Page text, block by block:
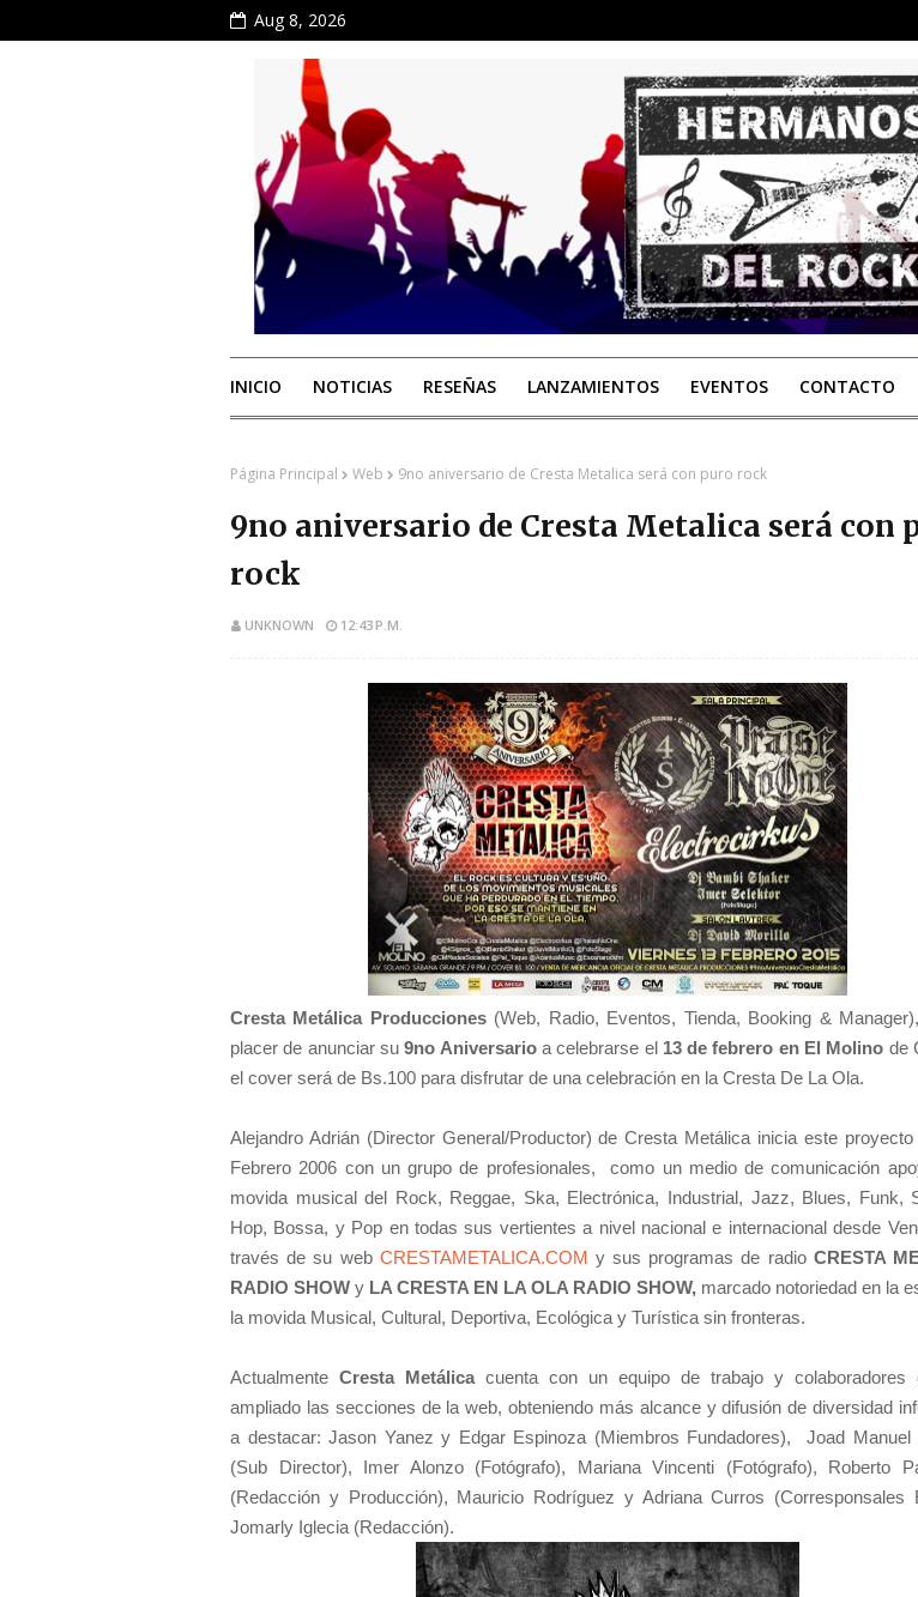
Aug 8, 2026
INICIO NOTICIAS RESEÑAS LANZAMIENTOS EVENTOS CONTACTO
Página Principal Web 9no aniversario de Cresta Metalica será con puro rock
9no aniversario de Cresta Metalica será con
rock
UNKNOWN 12:43 P.M.
Cresta Metálica Producciones(Web, Radio, Eventos, Tienda, Booking &
placer de anunciar su9no Aniversario a celebrarse el 13 de febrero en El Molino de
el cover será de Bs.100 para disfrutar de una celebración en la Cresta De La Ola.
Alejandro Adrián (Director General/Productor) de Cresta Metálica inicia este
Febrero 2006 con un grupo de profesionales, como un medio de comunicación
movida musical del Rock, Reggae, Ska, Electrónica, Industrial, Jazz, Blues, Funk,
Hop, Bossa, y Pop en todas sus vertientes a nivel nacional e internacional desde
través de su web CRESTAMETALICA.COM y sus programas de radio CRESTA
RADIO SHOW y LA CRESTA EN LA OLA RADIO SHOW, marcado notoriedad en la
la movida Musical, Cultural, Deportiva, Ecológica y Turística sin fronteras.
Actualmente Cresta Metálica cuenta con un equipo de trabajo y colaboradores
ampliado las secciones de la web, obteniendo más alcance y difusión de diversidad
a destacar: Jason Yanez y Edgar Espinoza (Miembros Fundadores), Joad Manuel
(Sub Director), Imer Alonzo (Fotógrafo), Mariana Vincenti (Fotógrafo), Roberto
(Redacción y Producción), Mauricio Rodríguez y Adriana Curros (Corresponsales
Jomarly Iglecia (Redacción).